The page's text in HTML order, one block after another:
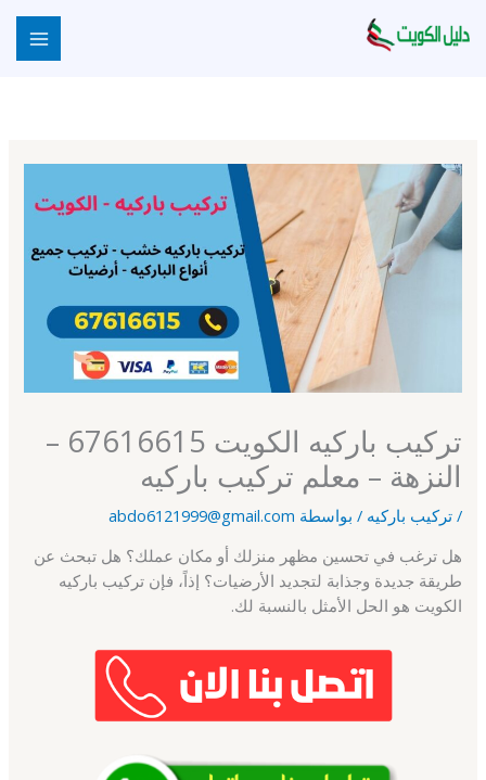
إلى
تركيب باركيه الكويت 67616615 –
النزهة – معلم تركيب باركيه
/تركيب باركيه / بواسطة abdo6121999@gmail.com
هل ترغب في تحسين مظهر منزلك أو مكان عملك؟ هل تبحث عن
طريقة جديدة وجذابة لتجديد الأرضيات؟ إذاً، فإن تركيب باركيه
الكويت هو الحل الأمثل بالنسبة لك.